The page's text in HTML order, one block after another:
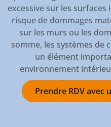
excessive sur les
risque de dommages
sur les murs ou les
somme, les systèmes de
un élément
environnement
Prendre RDV avec